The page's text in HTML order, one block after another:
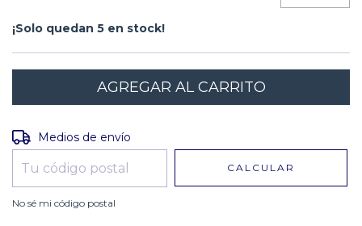
¡Solo quedan 5 en stock!
Entregas para el CP:
Medios de envío
CALCULAR
No sé mi código postal